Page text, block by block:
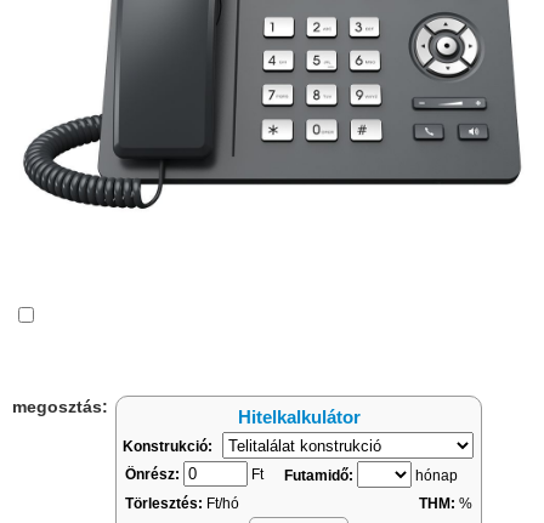
megosztás:
Hitelkalkulátor
Konstrukció:
Önrész:
Ft Futamidő:
hónap
Törlesztés: Ft/hó THM: %